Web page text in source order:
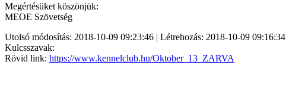
Megértésüket köszönjük:
MEOE Szövetség
Utolsó módosítás: 2018-10-09 09:23:46 | Létrehozás: 2018-10-09 09:16:34
Kulcsszavak:
Rövid link: https://www.kennelclub.hu/Oktober_13_ZARVA